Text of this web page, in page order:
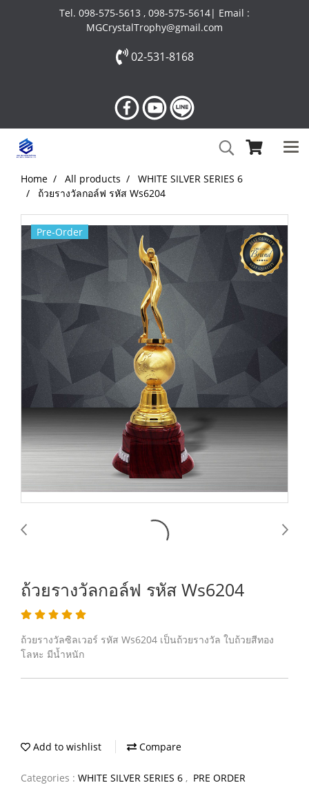
Tel. 098-575-5613 , 098-575-5614| Email :
MGCrystalTrophy@gmail.com
02-531-8168
Home All products
WHITE SILVER SERIES 6
ถ้วยรางวัลกอล์ฟ รหัส Ws6204
Pre-Order
ถ้วยรางวัลกอล์ฟ รหัส Ws6204
ถ้วยรางวัลซิลเวอร์ รหัส Ws6204 เป็นถ้วยรางวัล ใบถ้วยสีทอง
โลหะ มีน้ำหนัก
Add to wishlist Compare
Categories : WHITE SILVER SERIES 6 , PRE ORDER